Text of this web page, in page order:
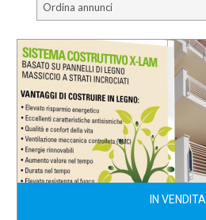
Ordina annunci
IN VENDITA